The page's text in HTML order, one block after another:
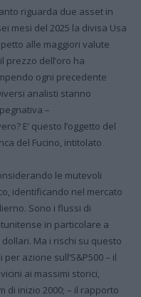
riguarda due asset in
mesi del 2025 la divisa Usa
alle maggiori valute
prezzo dell’oro ha
ogni precedente
analisti stanno
–
E’ questo l’oggetto del
del Fucino, intitolato
le mutevoli
identificando nel mercato
Sono i flussi di
in particolare a
Ma i rischi su questo
azione sull’S&P500 – il
ai massimi storici,
di inizio 2000; – il rapporto